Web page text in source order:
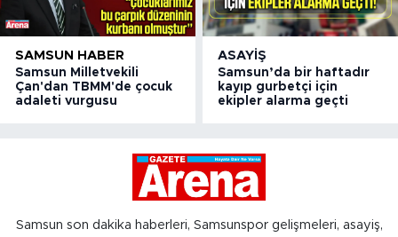
SAMSUN HABER
Samsun Milletvekili
Çan'dan TBMM'de çocuk
adaleti vurgusu
ASAYIŞ
Samsun’da bir haftadır
kayıp gurbetçi için
ekipler alarma geçti
Samsun son dakika haberleri, Samsunspor gelişmeleri, asayiş,